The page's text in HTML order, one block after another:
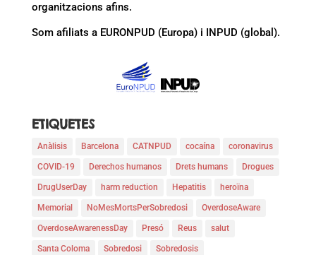
organitzacions afins.
Som afiliats a EURONPUD (Europa) i INPUD (global).
ETIQUETES
Anàlisis Barcelona CATNPUD cocaína coronavirus
COVID-19 Derechos humanos Drets humans Drogues
DrugUserDay harm reduction Hepatitis heroïna
Memorial NoMesMortsPerSobredosi OverdoseAware
OverdoseAwarenessDay Presó Reus salut
Santa Coloma Sobredosi Sobredosis